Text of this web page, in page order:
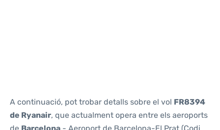
A continuació, pot trobar detalls sobre el vol FR8394
de Ryanair, que actualment opera entre els aeroports